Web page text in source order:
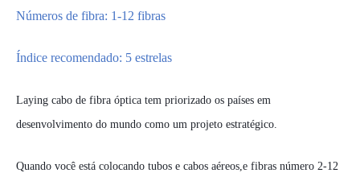
Números de fibra: 1-12 fibras
Índice recomendado: 5 estrelas
Laying cabo de fibra óptica tem priorizado os países em
desenvolvimento do mundo como um projeto estratégico.
Quando você está colocando tubos e cabos aéreos,e fibras número 2-12